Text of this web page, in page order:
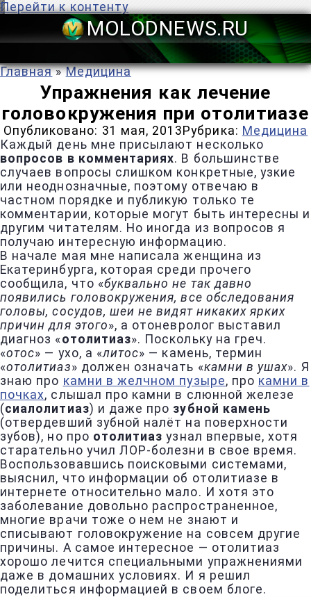
Перейти к контенту
Главная » Медицина
Упражнения как лечение
головокружения при отолитиазе
Опубликовано: 31 мая, 2013 Рубрика: Медицина
Каждый день мне присылают несколько
вопросов в комментариях. В большинстве
случаев вопросы слишком конкретные, узкие
или неоднозначные, поэтому отвечаю в
частном порядке и публикую только те
комментарии, которые могут быть интересны и
другим читателям. Но иногда из вопросов я
получаю интересную информацию.
В начале мая мне написала женщина из
Екатеринбурга, которая среди прочего
сообщила, что «буквально не так давно
появились головокружения, все обследования
головы, сосудов, шеи не видят никаких ярких
причин для этого», а отоневролог выставил
диагноз «отолитиаз». Поскольку на греч.
«отос» — ухо, а «литос» — камень, термин
«отолитиаз» должен означать «камни в ушах». Я
знаю про камни в желчном пузыре, про камни в
почках, слышал про камни в слюнной железе
(сиалолитиаз) и даже про зубной камень
(отвердевший зубной налёт на поверхности
зубов), но про отолитиаз узнал впервые, хотя
старательно учил ЛОР-болезни в свое время.
Воспользовавшись поисковыми системами,
выяснил, что информации об отолитиазе в
интернете относительно мало. И хотя это
заболевание довольно распространенное,
многие врачи тоже о нем не знают и
списывают головокружение на совсем другие
причины. А самое интересное — отолитиаз
хорошо лечится специальными упражнениями
даже в домашних условиях. И я решил
поделиться информацией в своем блоге.